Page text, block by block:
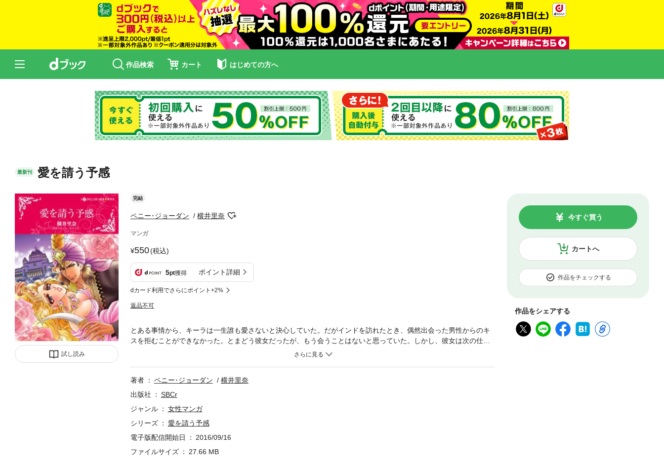
作品検索 カート はじめての方へ
最新刊 愛を請う予感
試し読み
完結
ペニー･ジョーダン 横井里奈
マンガ
550(税込)
5pt獲得 ポイント詳細
dカード利用でさらにポイント+2%
返品不可
カートへ
今すぐ買う
作品をチェックする
作品をシェアする
とある事情から、キーラは一生誰も愛さないと決心していた。だがインドを訪れたとき、偶然出会った男性からのキ
スを拒むことができなかった。とまどう彼女だったが、もう会うことはないと思っていた。しかし、彼女は次の仕事
の依頼主に会ったとき息が止まるかと思った。そこにはあの時の彼が立っていたのだ。彼こそ、名門マハラジャ一族
著者
ペニー･ジョーダン
横井里奈
出版社
SBCr
ジャンル
女性マンガ
シリーズ
愛を請う予感
電子版配信開始日
2016/09/16
ファイルサイズ
27.66 MB